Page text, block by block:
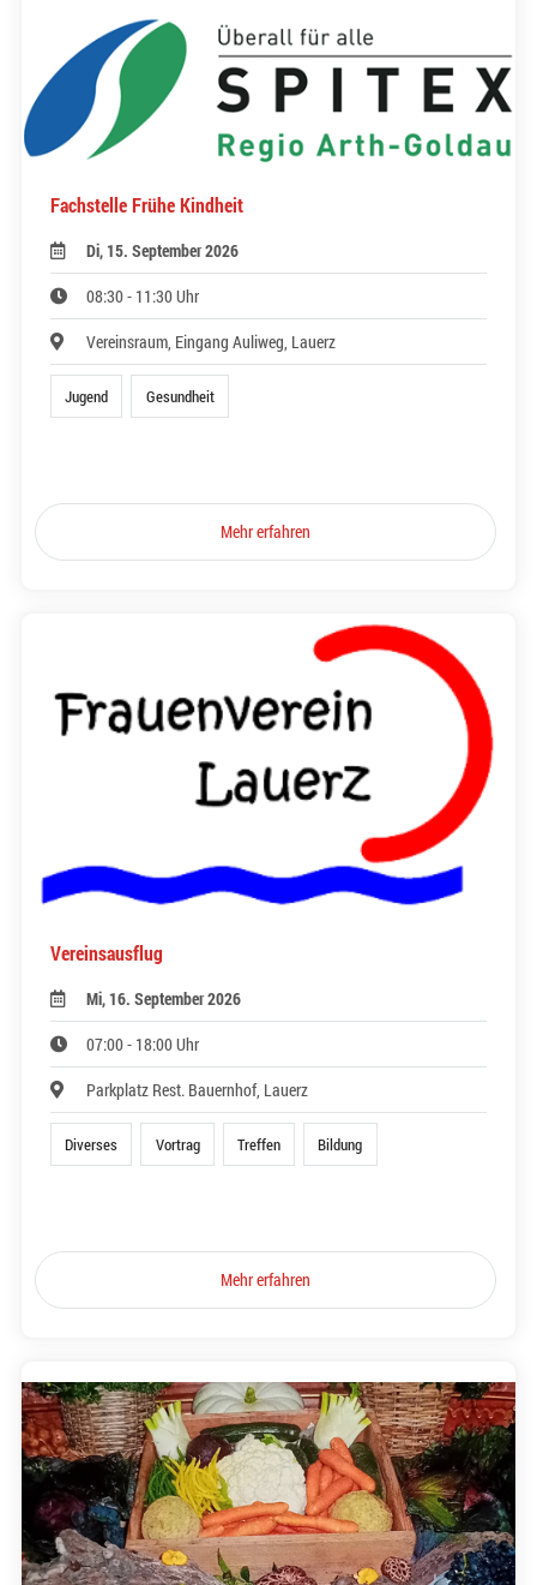
Fachstelle Frühe Kindheit
Di, 15. September 2026
08:30 - 11:30 Uhr
Vereinsraum, Eingang Auliweg, Lauerz
Jugend Gesundheit
Mehr erfahren
Vereinsausflug
Mi, 16. September 2026
07:00 - 18:00 Uhr
Parkplatz Rest. Bauernhof, Lauerz
Diverses Vortrag Treffen Bildung
Mehr erfahren